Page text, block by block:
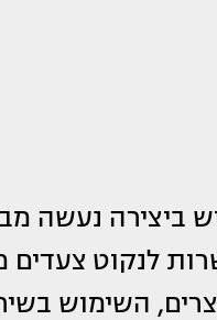
ביצירה
לנקוט
השימוש